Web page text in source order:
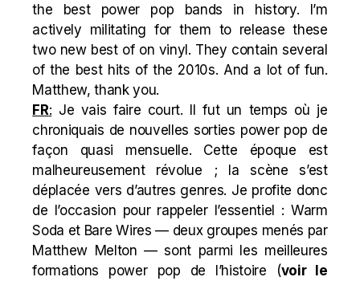
the best power pop bands in history. I’m
actively militating for them to release these
two new best of on vinyl. They contain several
of the best hits of the 2010s. And a lot of fun.
Matthew, thank you.
FR: Je vais faire court. Il fut un temps où je
chroniquais de nouvelles sorties power pop de
façon quasi mensuelle. Cette époque est
malheureusement révolue ; la scène s’est
déplacée vers d’autres genres. Je profite donc
de l’occasion pour rappeler l’essentiel : Warm
Soda et Bare Wires — deux groupes menés par
Matthew Melton — sont parmi les meilleures
formations power pop de l’histoire (voir le